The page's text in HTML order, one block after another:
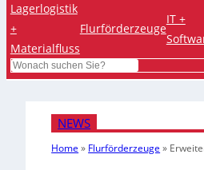
Lagerlogistik
+
Materialfluss
Flurförderzeuge
IT +
Search
NEWS
Home » Flurförderzeuge »